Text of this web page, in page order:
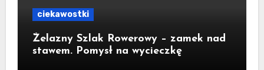
ciekawostki
Żelazny Szlak Rowerowy – zamek nad
stawem. Pomysł na wycieczkę